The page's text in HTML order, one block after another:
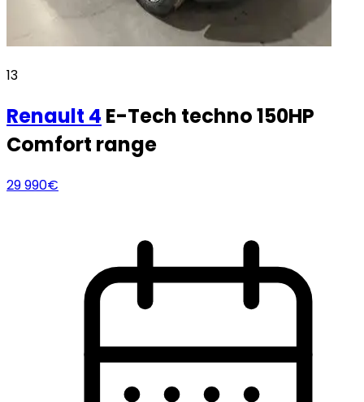
13
Renault 4 E-Tech techno 150HP
Comfort range
29 990€